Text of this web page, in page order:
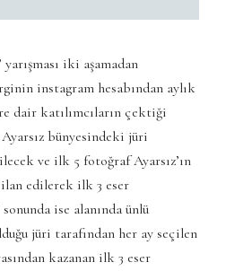
iki aşamadan
instagram hesabından aylık
dair katılımcıların çektiği
bünyesindeki jüri
ve ilk 5 fotoğraf Ayarsız’ın
ilan edilerek ilk 3 eser
ise alanında ünlü
jüri tarafından her ay seçilen
kazanan ilk 3 eser